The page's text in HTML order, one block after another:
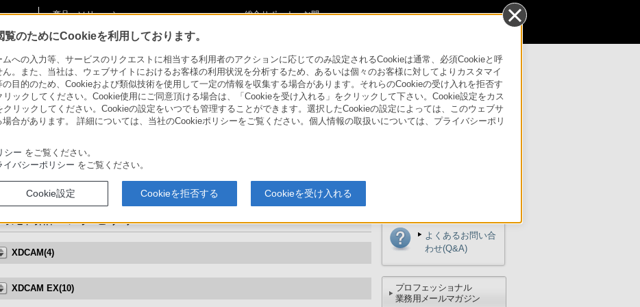
商品・ソリューショ
総合サポート・お問
ー／プレーヤー >カムコーダー用周辺機器・アクセサリー >HVR-MRC1K > 対応商品・アクセサリー
サリー
メモリーレコーディングユニット
HVR-MRC1K
応商品・アクセサリー
XDCAM(4)
XDCAM EX(10)
よくあるお問い合
わせ(Q&A)
プロフェッショナル
業務用メールマガジン
のためにCookieを利用しております。
への入力等、サービスのリクエストに相当する利用者のアクションに応じてのみ設定されるCookieは通常、必須Cookieと呼
。また、当社は、ウェブサイトにおけるお客様の利用状況を分析するため、あるいは個々のお客様に対してよりカスタマイ
目的のため、Cookieおよび類似技術を使用して一定の情報を収集する場合があります。それらのCookieの受け入れを拒否す
ックしてください。Cookie使用にご同意頂ける場合は、「Cookieを受け入れる」をクリックして下さい。Cookie設定をカス
リックしてください。Cookieの設定をいつでも管理することができます。選択したCookieの設定によっては、このウェブサ
合があります。 詳細については、当社のCookieポリシーをご覧ください。個人情報の取扱いについては、プライバシーポリ
シー をご覧ください。
イバシーポリシー をご覧ください。
Cookie設定 Cookieを拒否する Cookieを受け入れる